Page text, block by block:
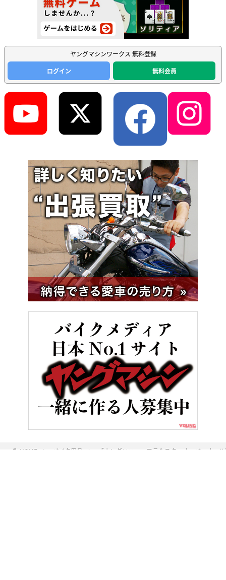
ヤングマシンワークス 無料登録
ログイン
無料会員
HOME バイク用品 「ホンダ×ニューエラ＆スターオーバーオー